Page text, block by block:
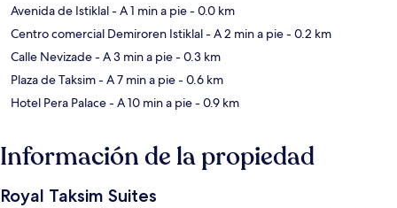
Avenida de Istiklal- A 1 min a pie- 0.0 km
Centro comercial Demiroren Istiklal- A 2 min a pie- 0.2 km
Calle Nevizade- A 3 min a pie- 0.3 km
Plaza de Taksim- A 7 min a pie- 0.6 km
Hotel Pera Palace- A 10 min a pie- 0.9 km
Información de la propiedad
Royal Taksim Suites